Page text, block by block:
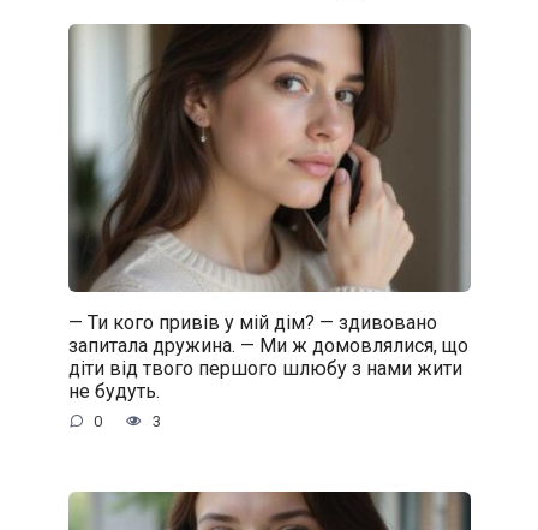
— Ти кого привів у мій дім? — здивовано
запитала дружина. — Ми ж домовлялися, що
діти від твого першого шлюбу з нами жити
не будуть.
0 3